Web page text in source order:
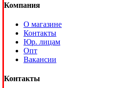
Компания
О магазине
Контакты
Юр. лицам
Опт
Вакансии
Контакты